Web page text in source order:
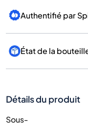
Authentifié par
État de la
Détails du produit
Sous-